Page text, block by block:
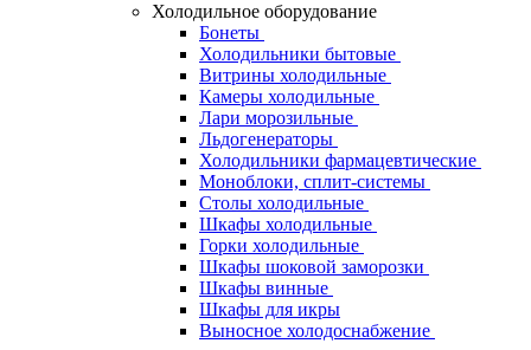
Холодильное оборудование
Бонеты
Холодильники бытовые
Витрины холодильные
Камеры холодильные
Лари морозильные
Льдогенераторы
Холодильники фармацевтические
Моноблоки, сплит-системы
Столы холодильные
Шкафы холодильные
Горки холодильные
Шкафы шоковой заморозки
Шкафы винные
Шкафы для икры
Выносное холодоснабжение